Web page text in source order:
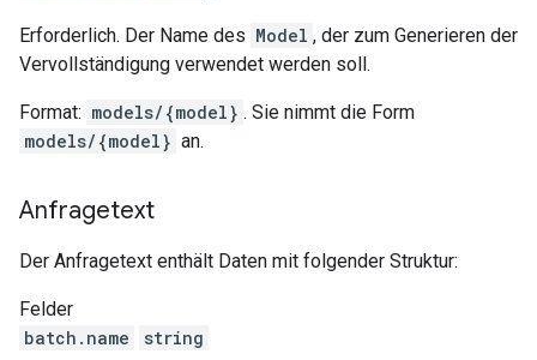
Erforderlich. Der Name des Model , der zum Generieren der
Vervollständigung verwendet werden soll.
Format: models/{model} . Sie nimmt die Form
models/{model} an.
Anfragetext
Der Anfragetext enthält Daten mit folgender Struktur:
Felder
batch.name
string